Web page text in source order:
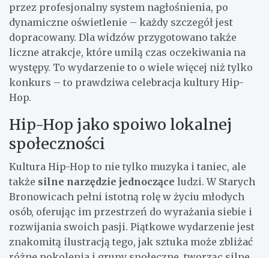
przez profesjonalny system nagłośnienia, po
dynamiczne oświetlenie – każdy szczegół jest
dopracowany. Dla widzów przygotowano także
liczne atrakcje, które umilą czas oczekiwania na
występy. To wydarzenie to o wiele więcej niż tylko
konkurs – to prawdziwa celebracja kultury Hip-
Hop.
Hip-Hop jako spoiwo lokalnej
społeczności
Kultura Hip-Hop to nie tylko muzyka i taniec, ale
także silne narzędzie jednoczące ludzi. W Starych
Bronowicach pełni istotną rolę w życiu młodych
osób, oferując im przestrzeń do wyrażania siebie i
rozwijania swoich pasji. Piątkowe wydarzenie jest
znakomitą ilustracją tego, jak sztuka może zbliżać